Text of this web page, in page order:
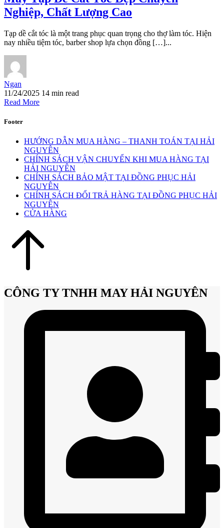
Nghiệp, Chất Lượng Cao
Tạp dề cắt tóc là một trang phục quan trọng cho thợ làm tóc. Hiện
nay nhiều tiệm tóc, barber shop lựa chọn đồng […]...
Ngan
11/24/2025 14 min read
Read More
Footer
HƯỚNG DẪN MUA HÀNG – THANH TOÁN TẠI HẢI
NGUYÊN
CHÍNH SÁCH VẬN CHUYỂN KHI MUA HÀNG TẠI
HẢI NGUYÊN
CHÍNH SÁCH BẢO MẬT TẠI ĐỒNG PHỤC HẢI
NGUYÊN
CHÍNH SÁCH ĐỔI TRẢ HÀNG TẠI ĐỒNG PHỤC HẢI
NGUYÊN
CỬA HÀNG
CÔNG TY TNHH MAY HẢI NGUYÊN